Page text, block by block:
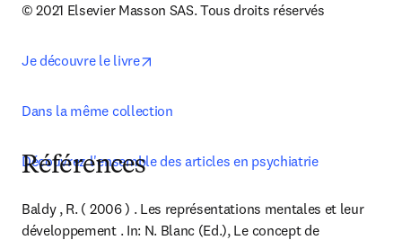
© 2021 Elsevier Masson SAS. Tous droits réservés
Je découvre le livre
Dans la même collection
Découvrez l'ensemble des articles en psychiatrie
Références
Baldy , R. ( 2006 ) . Les représentations mentales et leur
développement . In: N. Blanc (Ed.), Le concept de